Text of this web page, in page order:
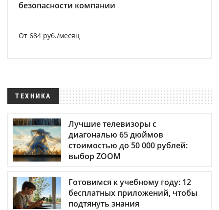
безопасности компании
От 684 руб./месяц
ТЕХНИКА
Лучшие телевизоры с
диагональю 65 дюймов
стоимостью до 50 000 рублей:
выбор ZOOM
Готовимся к учебному году: 12
бесплатных приложений, чтобы
подтянуть знания